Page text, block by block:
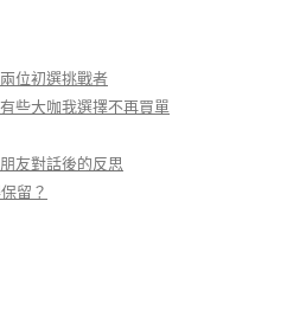
位初選挑戰者
些大咖我選擇不再買單
友對話後的反思
留？